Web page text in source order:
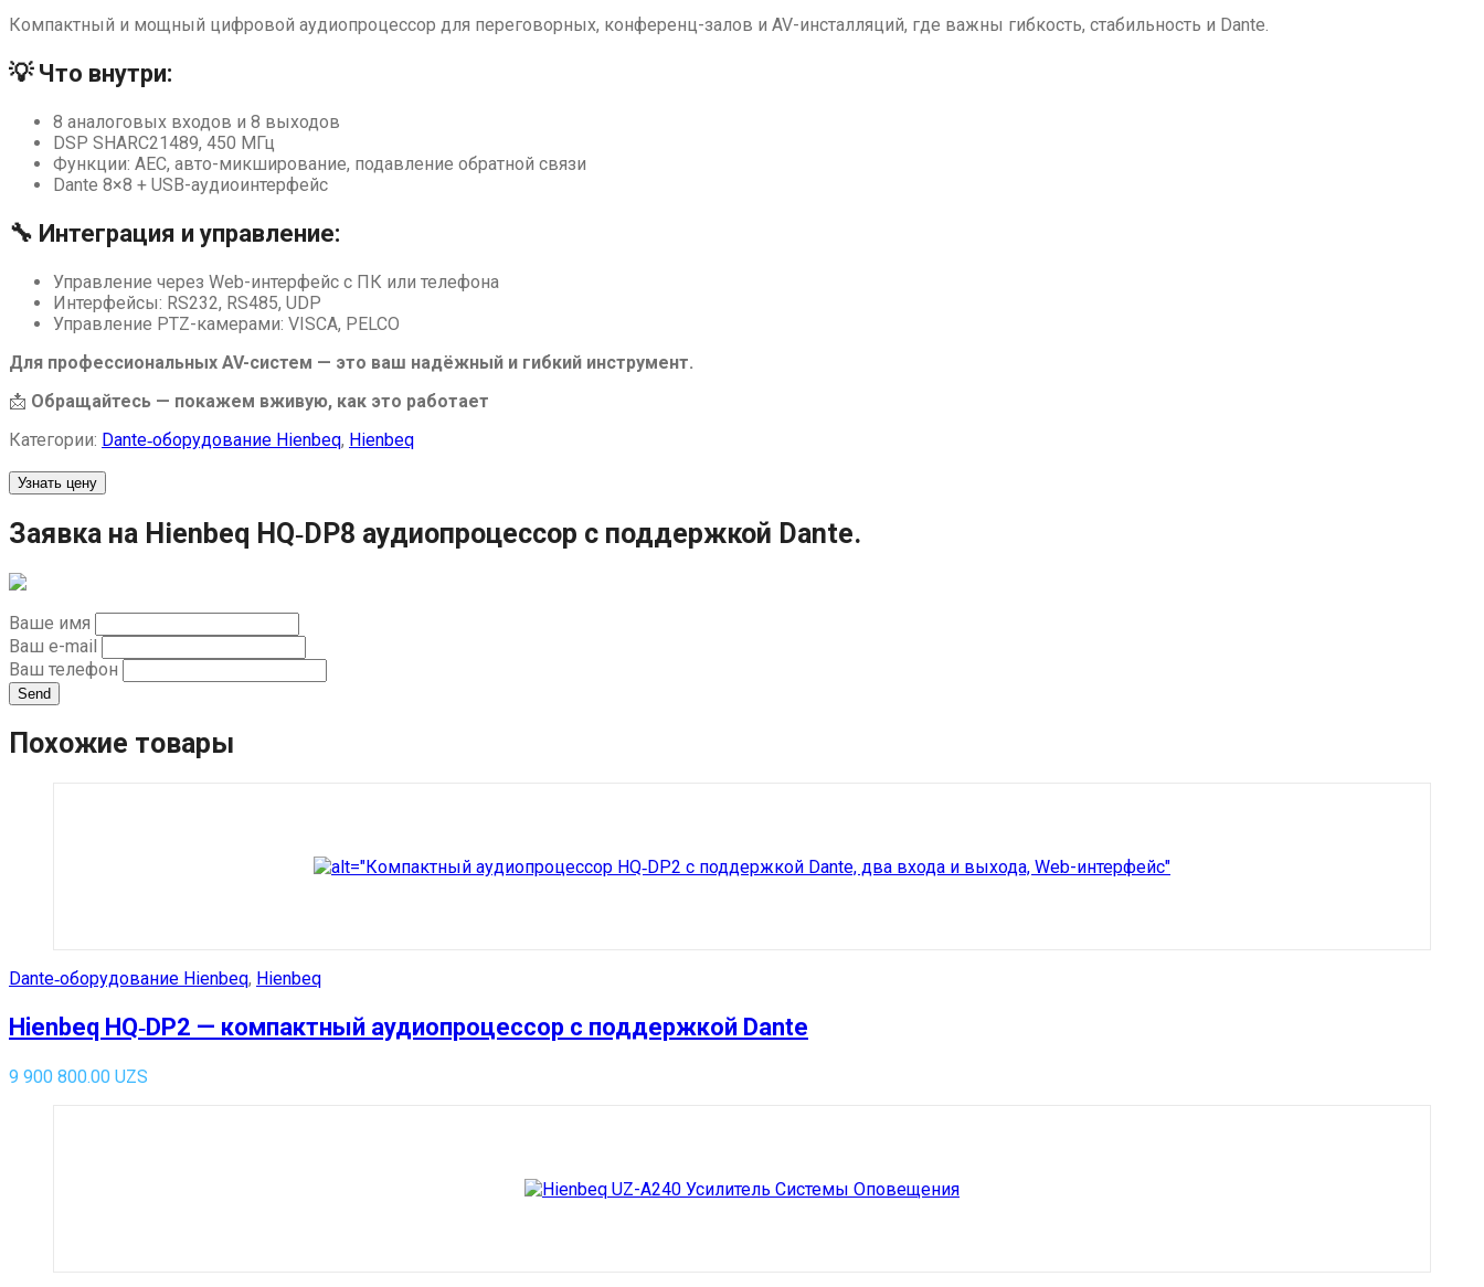
Компактный и мощный цифровой аудиопроцессор для переговорных, конференц-залов и AV-инсталляций, где важны гибкость, стабильность и Dante.
💡 Что внутри:
8 аналоговых входов и 8 выходов
DSP SHARC21489, 450 МГц
Функции: AEC, авто-микширование, подавление обратной связи
Dante 8×8 + USB-аудиоинтерфейс
🔧 Интеграция и управление:
Управление через Web-интерфейс с ПК или телефона
Интерфейсы: RS232, RS485, UDP
Управление PTZ-камерами: VISCA, PELCO
Для профессиональных AV-систем — это ваш надёжный и гибкий инструмент.
📩 Обращайтесь — покажем вживую, как это работает
Категории: Dante‑оборудование Hienbeq, Hienbeq
Узнать цену
Заявка на Hienbeq HQ‑DP8 аудиопроцессор с поддержкой Dante.
Ваше имя
Ваш e-mail
Ваш телефон
Send
Похожие товары
Dante‑оборудование Hienbeq, Hienbeq
Hienbeq HQ‑DP2 — компактный аудиопроцессор с поддержкой Dante
9 900 800.00 UZS